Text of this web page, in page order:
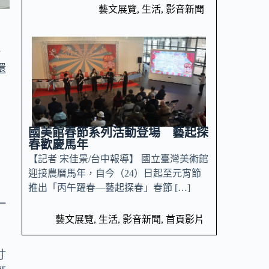
藝文展覽, 生活, 影音新聞
國美館春節系列活動登場 藝起探
春歡慶馬年
【記者 宋佳景/台中報導】 國立臺灣美術館
迎接農曆馬年，自今（24）日起至元宵節
推出「丙午躍春—藝起探春」春節 […]
藝文展覽, 生活, 影音新聞, 首頁影片